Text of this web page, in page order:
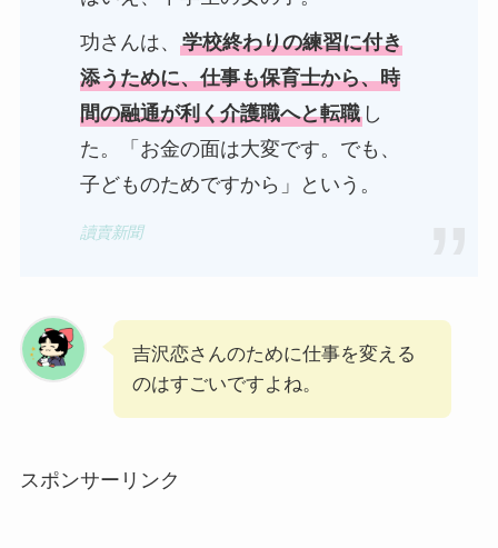
功さんは、 学校終わりの練習に付き
添うために、仕事も保育士から、時
間の融通が利く介護職へと転職し
た。「お金の面は大変です。でも、
子どものためですから」という。
讀賣新聞
吉沢恋さんのために仕事を変える
のはすごいですよね。
スポンサーリンク